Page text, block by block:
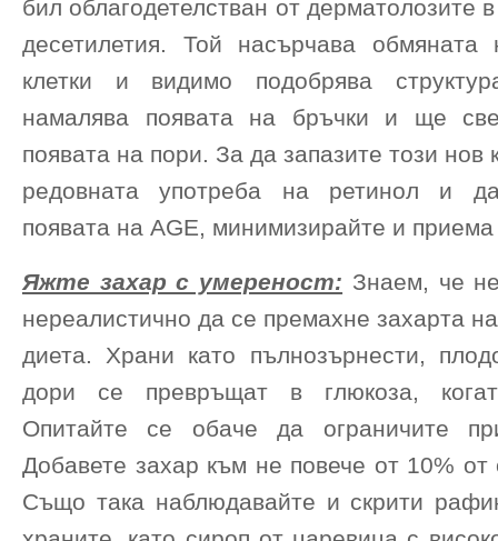
бил облагодетелстван от дерматолозите
десетилетия. Той насърчава обмяната
клетки и видимо подобрява
намалява появата на бръчки и ще
появата на пори. За да запазите този нов
редовната употреба на ретинол и да
появата на AGE, минимизирайте и
Яжте захар с умереност: Знаем, че
нереалистично да се премахне захарта
диета. Храни като пълнозърнести,
дори се превръщат в глюкоза,
Опитайте се обаче да ограничите
Добавете захар към не повече от 10%
Също така наблюдавайте и скрити